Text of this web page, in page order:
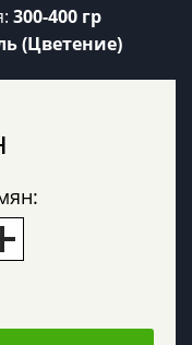
300-400 гр
(Цветение)